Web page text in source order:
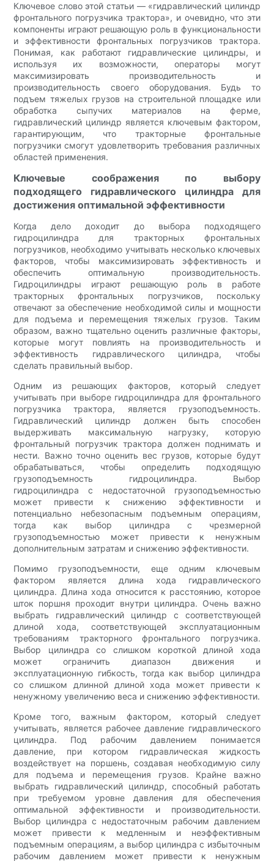
Ключевое слово этой статьи — «гидравлический цилиндр
фронтального погрузчика трактора», и очевидно, что эти
компоненты играют решающую роль в функциональности
и эффективности фронтальных погрузчиков трактора.
Понимая, как работают гидравлические цилиндры, и
используя их возможности, операторы могут
максимизировать производительность и
производительность своего оборудования. Будь то
подъем тяжелых грузов на строительной площадке или
обработка сыпучих материалов на ферме,
гидравлический цилиндр является ключевым фактором,
гарантирующим, что тракторные фронтальные
погрузчики смогут удовлетворить требования различных
областей применения.
Ключевые соображения по выбору
подходящего гидравлического цилиндра для
достижения оптимальной эффективности
Когда дело доходит до выбора подходящего
гидроцилиндра для тракторных фронтальных
погрузчиков, необходимо учитывать несколько ключевых
факторов, чтобы максимизировать эффективность и
обеспечить оптимальную производительность.
Гидроцилиндры играют решающую роль в работе
тракторных фронтальных погрузчиков, поскольку
отвечают за обеспечение необходимой силы и мощности
для подъема и перемещения тяжелых грузов. Таким
образом, важно тщательно оценить различные факторы,
которые могут повлиять на производительность и
эффективность гидравлического цилиндра, чтобы
сделать правильный выбор.
Одним из решающих факторов, который следует
учитывать при выборе гидроцилиндра для фронтального
погрузчика трактора, является грузоподъемность.
Гидравлический цилиндр должен быть способен
выдерживать максимальную нагрузку, которую
фронтальный погрузчик трактора должен поднимать и
нести. Важно точно оценить вес грузов, которые будут
обрабатываться, чтобы определить подходящую
грузоподъемность гидроцилиндра. Выбор
гидроцилиндра с недостаточной грузоподъемностью
может привести к снижению эффективности и
потенциально небезопасным подъемным операциям,
тогда как выбор цилиндра с чрезмерной
грузоподъемностью может привести к ненужным
дополнительным затратам и снижению эффективности.
Помимо грузоподъемности, еще одним ключевым
фактором является длина хода гидравлического
цилиндра. Длина хода относится к расстоянию, которое
шток поршня проходит внутри цилиндра. Очень важно
выбрать гидравлический цилиндр с соответствующей
длиной хода, соответствующей эксплуатационным
требованиям тракторного фронтального погрузчика.
Выбор цилиндра со слишком короткой длиной хода
может ограничить диапазон движения и
эксплуатационную гибкость, тогда как выбор цилиндра
со слишком длинной длиной хода может привести к
ненужному увеличению веса и снижению эффективности.
Кроме того, важным фактором, который следует
учитывать, является рабочее давление гидравлического
цилиндра. Под рабочим давлением понимается
давление, при котором гидравлическая жидкость
воздействует на поршень, создавая необходимую силу
для подъема и перемещения грузов. Крайне важно
выбрать гидравлический цилиндр, способный работать
при требуемом уровне давления для обеспечения
оптимальной эффективности и производительности.
Выбор цилиндра с недостаточным рабочим давлением
может привести к медленным и неэффективным
подъемным операциям, а выбор цилиндра с избыточным
рабочим давлением может привести к ненужным